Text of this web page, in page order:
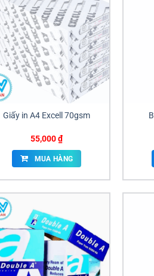
Giấy in A4 Excell 70gsm
55,000₫
MUA HÀNG